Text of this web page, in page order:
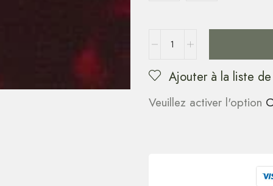
Ajouter à la liste
Veuillez activer l'option